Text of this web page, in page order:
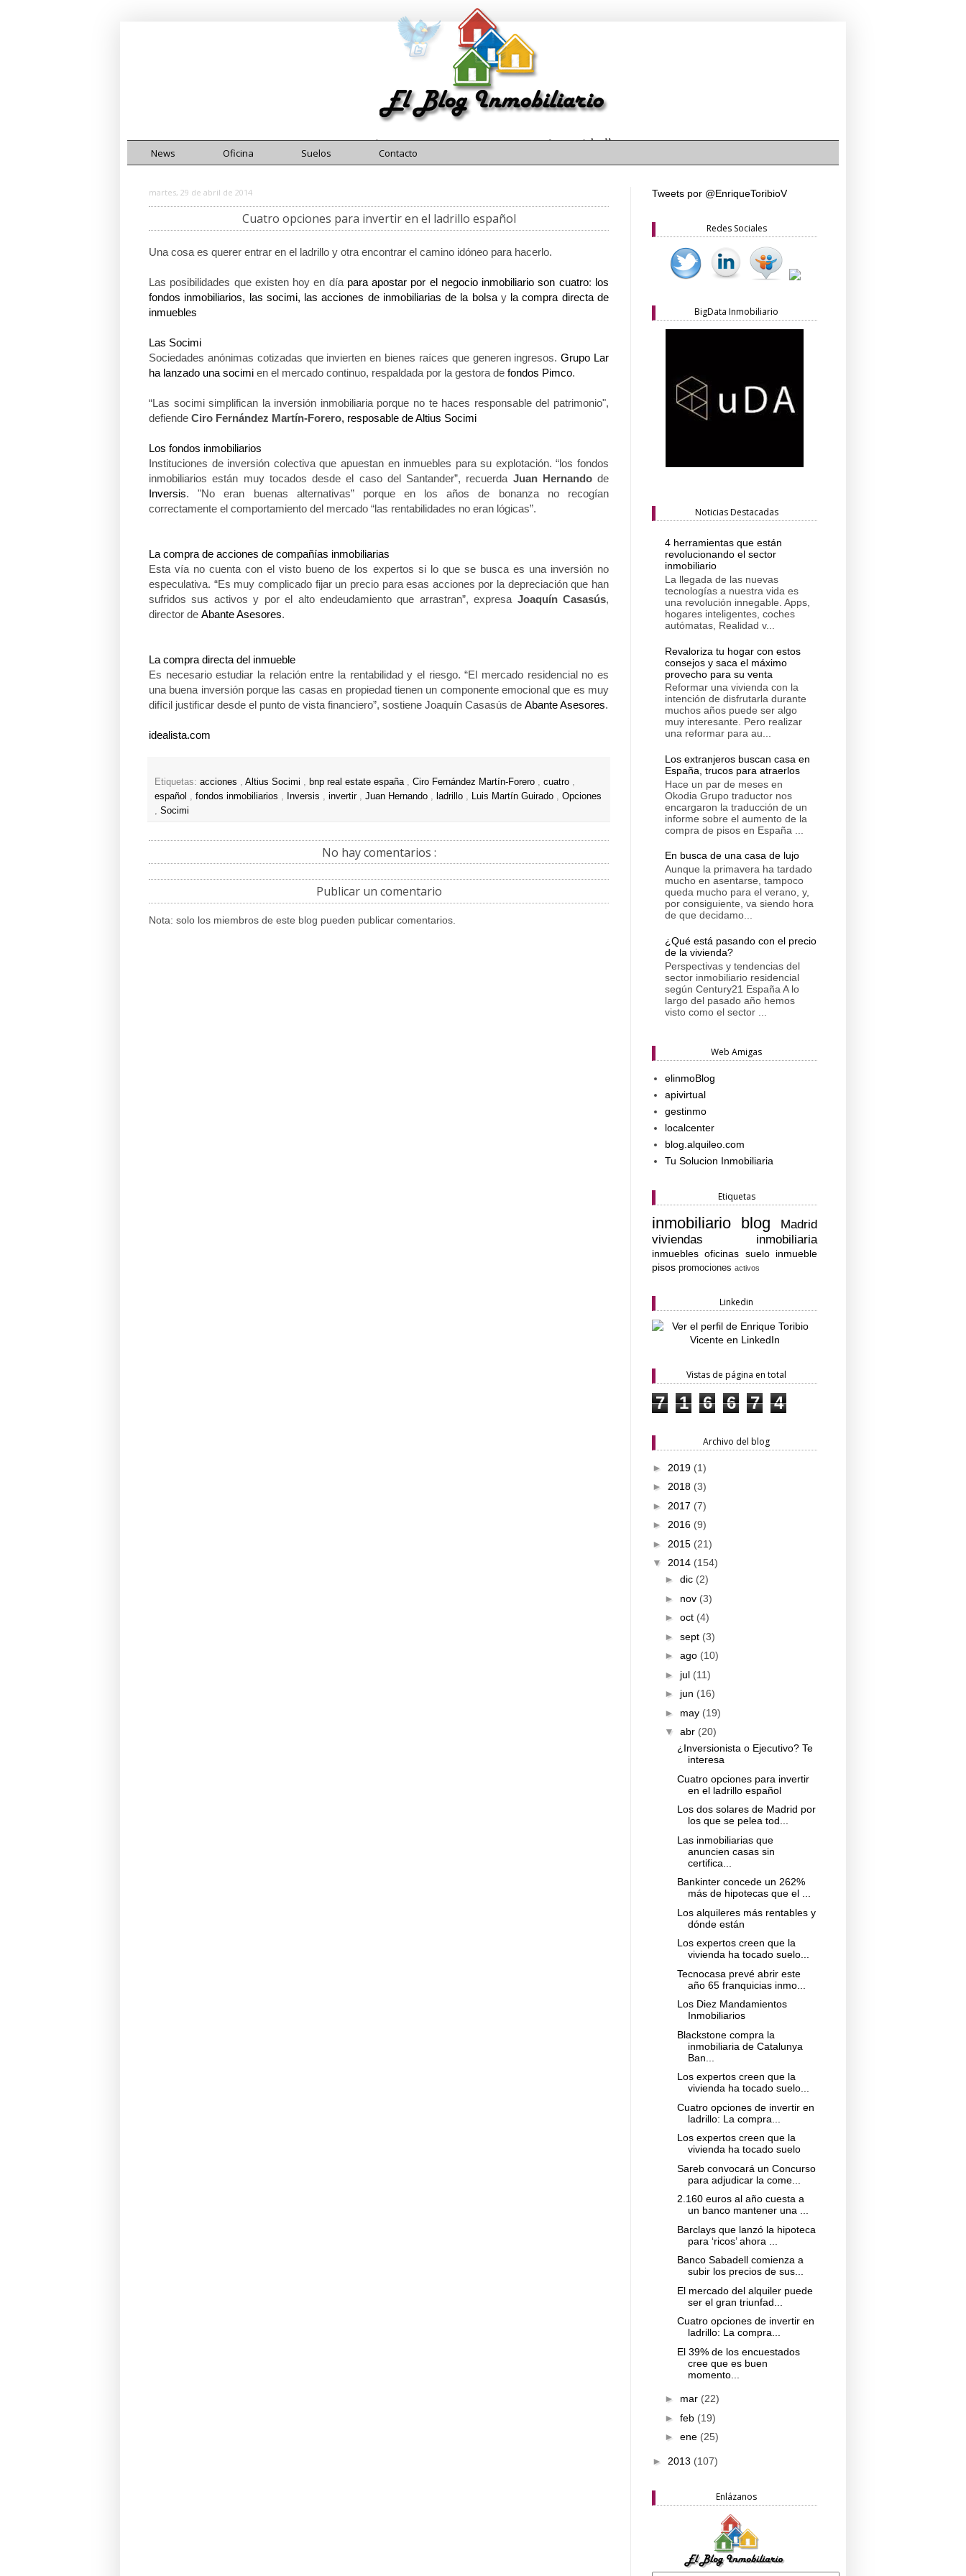
El Blog Inmobiliario
Blog Inmobiliario
News Oficina Suelos Contacto
martes, 29 de abril de 2014
Cuatro opciones para invertir en el ladrillo español
Una cosa es querer entrar en el ladrillo y otra encontrar el camino idóneo para hacerlo.
Las posibilidades que existen hoy en día para apostar por el negocio inmobiliario son cuatro: los
fondos inmobiliarios, las socimi, las acciones de inmobiliarias de la bolsay la compra directa de
inmuebles
Las Socimi
Sociedades anónimas cotizadas que invierten en bienes raíces que generen ingresos. Grupo Lar
ha lanzado una socimi en el mercado continuo, respaldada por la gestora de fondos Pimco.
“Las socimi simplifican la inversión inmobiliaria porque no te haces responsable del patrimonio",
defiende Ciro Fernández Martín-Forero, resposable de Altius Socimi
Los fondos inmobiliarios
Instituciones de inversión colectiva que apuestan en inmuebles para su explotación. “los fondos
inmobiliarios están muy tocados desde el caso del Santander”, recuerda Juan Hernando de
Inversis. "No eran buenas alternativas” porque en los años de bonanza no recogían
correctamente el comportamiento del mercado “las rentabilidades no eran lógicas”.
La compra de acciones de compañías inmobiliarias
Esta vía no cuenta con el visto bueno de los expertos si lo que se busca es una inversión no
especulativa. “Es muy complicado fijar un precio para esas acciones por la depreciación que han
sufridos sus activos y por el alto endeudamiento que arrastran”, expresa Joaquín Casasús,
director de Abante Asesores.
La compra directa del inmueble
Es necesario estudiar la relación entre la rentabilidad y el riesgo. “El mercado residencial no es
una buena inversión porque las casas en propiedad tienen un componente emocional que es muy
difícil justificar desde el punto de vista financiero”, sostiene Joaquín Casasús de Abante Asesores.
idealista.com
Etiquetas: acciones , Altius Socimi , bnp real estate españa , Ciro Fernández Martín-Forero , cuatro ,
español , fondos inmobiliarios , Inversis , invertir , Juan Hernando , ladrillo , Luis Martín Guirado , Opciones
, Socimi
No hay comentarios :
Publicar un comentario
Nota: solo los miembros de este blog pueden publicar comentarios.
Tweets por @EnriqueToribioV
Redes Sociales
BigData Inmobiliario
Noticias Destacadas
4 herramientas que están
revolucionando el sector
inmobiliario
La llegada de las nuevas
tecnologías a nuestra vida es
una revolución innegable. Apps,
hogares inteligentes, coches
autómatas, Realidad v...
Revaloriza tu hogar con estos
consejos y saca el máximo
provecho para su venta
Reformar una vivienda con la
intención de disfrutarla durante
muchos años puede ser algo
muy interesante. Pero realizar
una reformar para au...
Los extranjeros buscan casa en
España, trucos para atraerlos
Hace un par de meses en
Okodia Grupo traductor nos
encargaron la traducción de un
informe sobre el aumento de la
compra de pisos en España ...
En busca de una casa de lujo
Aunque la primavera ha tardado
mucho en asentarse, tampoco
queda mucho para el verano, y,
por consiguiente, va siendo hora
de que decidamo...
¿Qué está pasando con el precio
de la vivienda?
Perspectivas y tendencias del
sector inmobiliario residencial
según Century21 España A lo
largo del pasado año hemos
visto como el sector ...
Web Amigas
elinmoBlog
apivirtual
gestinmo
localcenter
blog.alquileo.com
Tu Solucion Inmobiliaria
Etiquetas
inmobiliario blog
Madrid
viviendas inmobiliaria
inmueblesoficinas suelo inmueble
pisos promociones activos
Linkedin
Vistas de página en total
7 1 6 6 7 4
Archivo del blog
► 2019 (1)
► 2018 (3)
► 2017 (7)
► 2016 (9)
► 2015 (21)
▼ 2014 (154)
► dic (2)
► nov (3)
► oct (4)
► sept (3)
► ago (10)
► jul (11)
► jun (16)
► may (19)
▼ abr (20)
¿Inversionista o Ejecutivo? Te
interesa
Cuatro opciones para invertir
en el ladrillo español
Los dos solares de Madrid por
los que se pelea tod...
Las inmobiliarias que
anuncien casas sin
certifica...
Bankinter concede un 262%
más de hipotecas que el ...
Los alquileres más rentables y
dónde están
Los expertos creen que la
vivienda ha tocado suelo...
Tecnocasa prevé abrir este
año 65 franquicias inmo...
Los Diez Mandamientos
Inmobiliarios
Blackstone compra la
inmobiliaria de Catalunya
Ban...
Los expertos creen que la
vivienda ha tocado suelo...
Cuatro opciones de invertir en
ladrillo: La compra...
Los expertos creen que la
vivienda ha tocado suelo
Sareb convocará un Concurso
para adjudicar la come...
2.160 euros al año cuesta a
un banco mantener una ...
Barclays que lanzó la hipoteca
para ‘ricos’ ahora ...
Banco Sabadell comienza a
subir los precios de sus...
El mercado del alquiler puede
ser el gran triunfad...
Cuatro opciones de invertir en
ladrillo: La compra...
El 39% de los encuestados
cree que es buen
momento...
► mar (22)
► feb (19)
► ene (25)
► 2013 (107)
Enlázanos